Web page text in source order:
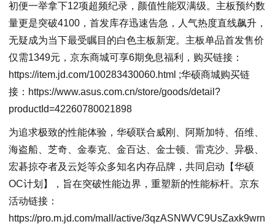
初便一举拿下12项超频纪录，颜值性能双满级。主板预约数
量更是突破4100，首发库存迅速告急，人气热度直线飙升，
无疑成为当下最受瞩目的白色主板新宠。主板单品首发售价
仅需1349元，京东商城可享6期免息福利，购买链接：
https://item.jd.com/100283430060.html ;华硕商城购买链
接：https://www.asus.com.cn/store/goods/detail?
productId=42260780021898
为追求极致的性能体验，华硕联合威刚、阿斯加特、佰维、
海盗船、芝奇、金泰克、金百达、金士顿、雷克沙、异极、
宏碁掠夺者及云彣等众多知名内存品牌，共同启动【华硕
OC计划】，旨在突破性能边界，重塑新的性能标杆。京东
活动链接：
https://pro.m.jd.com/mall/active/3qzASNWVC9UsZaxk9wrn